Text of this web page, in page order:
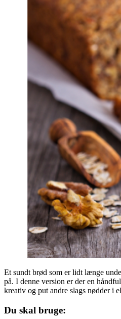
Et sundt brød som er lidt længe
på. I denne version er der en
kreativ og put andre slags nødder i
Du skal bruge: